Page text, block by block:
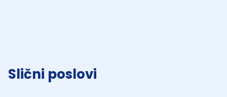
Slični poslovi